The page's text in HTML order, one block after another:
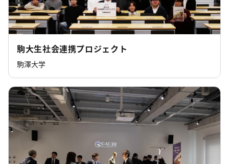
駒大生社会連携プロジェクト
駒澤大学